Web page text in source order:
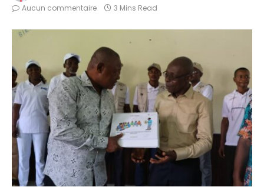
Aucun commentaire
3 Mins Read